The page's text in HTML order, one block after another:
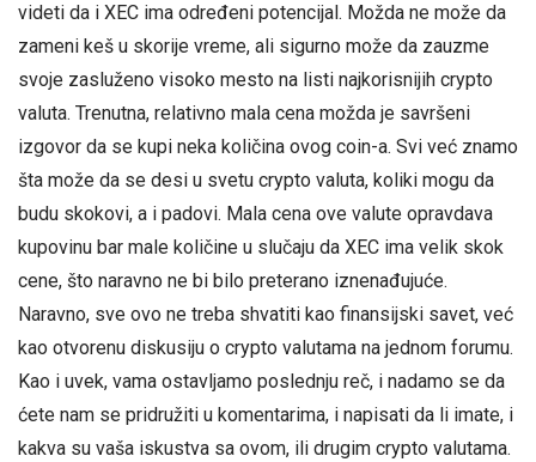
videti da i XEC ima određeni potencijal. Možda ne može da
zameni keš u skorije vreme, ali sigurno može da zauzme
svoje zasluženo visoko mesto na listi najkorisnijih crypto
valuta. Trenutna, relativno mala cena možda je savršeni
izgovor da se kupi neka količina ovog coin-a. Svi već znamo
šta može da se desi u svetu crypto valuta, koliki mogu da
budu skokovi, a i padovi. Mala cena ove valute opravdava
kupovinu bar male količine u slučaju da XEC ima velik skok
cene, što naravno ne bi bilo preterano iznenađujuće.
Naravno, sve ovo ne treba shvatiti kao finansijski savet, već
kao otvorenu diskusiju o crypto valutama na jednom forumu.
Kao i uvek, vama ostavljamo poslednju reč, i nadamo se da
ćete nam se pridružiti u komentarima, i napisati da li imate, i
kakva su vaša iskustva sa ovom, ili drugim crypto valutama.